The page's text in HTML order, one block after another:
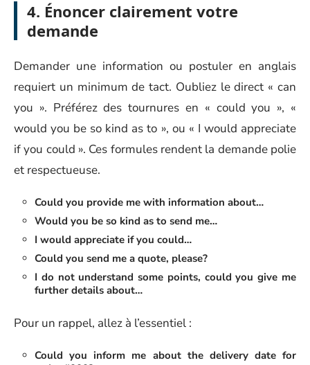
4. Énoncer clairement votre
demande
Demander une information ou postuler en anglais
requiert un minimum de tact. Oubliez le direct « can
you ». Préférez des tournures en « could you », «
would you be so kind as to », ou « I would appreciate
if you could ». Ces formules rendent la demande polie
et respectueuse.
Could you provide me with information about…
Would you be so kind as to send me…
I would appreciate if you could…
Could you send me a quote, please?
I do not understand some points, could you give me
further details about…
Pour un rappel, allez à l’essentiel :
Could you inform me about the delivery date for